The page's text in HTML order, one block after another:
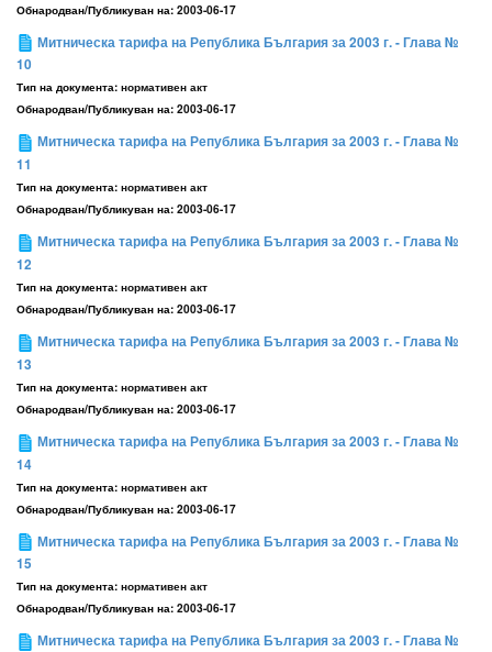
Обнародван/Публикуван на: 2003-06-17
Митническа тарифа на Република България за 2003 г. - Глава №
10
Тип на документа: нормативен акт
Обнародван/Публикуван на: 2003-06-17
Митническа тарифа на Република България за 2003 г. - Глава №
11
Тип на документа: нормативен акт
Обнародван/Публикуван на: 2003-06-17
Митническа тарифа на Република България за 2003 г. - Глава №
12
Тип на документа: нормативен акт
Обнародван/Публикуван на: 2003-06-17
Митническа тарифа на Република България за 2003 г. - Глава №
13
Тип на документа: нормативен акт
Обнародван/Публикуван на: 2003-06-17
Митническа тарифа на Република България за 2003 г. - Глава №
14
Тип на документа: нормативен акт
Обнародван/Публикуван на: 2003-06-17
Митническа тарифа на Република България за 2003 г. - Глава №
15
Тип на документа: нормативен акт
Обнародван/Публикуван на: 2003-06-17
Митническа тарифа на Република България за 2003 г. - Глава №